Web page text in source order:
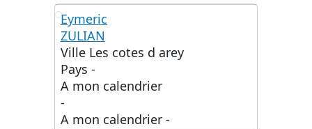
EZ
Eymeric
ZULIAN
Ville Les cotes d arey
Pays -
A mon calendrier
-
A mon calendrier -